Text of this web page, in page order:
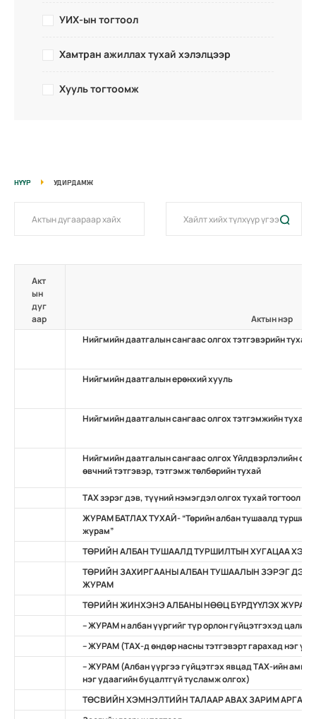
УИХ-ын тогтоол
Хамтран ажиллах тухай хэлэлцээр
Хууль тогтоомж
НҮҮР УДИРДАМЖ
Акт
ын
дуг
аар
Актын нэр
Нийгмийн даатгалын сангаас олгох тэтгэвэрийн тухай
Нийгмийн даатгалын ерөнхий хууль
Нийгмийн даатгалын сангаас олгох тэтгэмжийн тухай
Нийгмийн даатгалын сангаас олгох Үйлдвэрлэлийн
өвчний тэтгэвэр, тэтгэмж төлбөрийн тухай
ТАХ зэрэг дэв, түүний нэмэгдэл олгох тухай тогтоол
ЖУРАМ БАТЛАХ ТУХАЙ- “Төрийн албан тушаалд
журам”
ТӨРИЙН АЛБАН ТУШААЛД ТУРШИЛТЫН ХУГАЦАА
ТӨРИЙН ЗАХИРГААНЫ АЛБАН ТУШААЛЫН ЗЭРЭГ
ЖУРАМ
ТӨРИЙН ЖИНХЭНЭ АЛБАНЫ НӨӨЦ БҮРДҮҮЛЭХ ЖУРАМ
– ЖУРАМ н албан үүргийг түр орлон гүйцэтгэхэд
– ЖУРАМ (ТАХ-д өндөр насны тэтгэвэрт гарахад нэг
– ЖУРАМ (Албан үүргээ гүйцэтгэх явцад TAХ-ийн амь
нэг удаагийн буцалтгүй тусламж олгох)
ТӨСВИЙН ХЭМНЭЛТИЙН ТАЛААР АВАХ ЗАРИМ АРГА